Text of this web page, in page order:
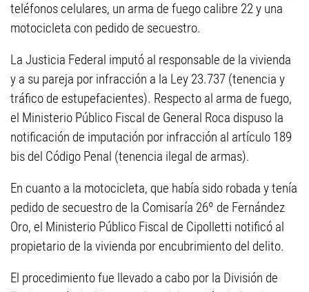
teléfonos celulares, un arma de fuego calibre 22 y una
motocicleta con pedido de secuestro.
La Justicia Federal imputó al responsable de la vivienda
y a su pareja por infracción a la Ley 23.737 (tenencia y
tráfico de estupefacientes). Respecto al arma de fuego,
el Ministerio Público Fiscal de General Roca dispuso la
notificación de imputación por infracción al artículo 189
bis del Código Penal (tenencia ilegal de armas).
En cuanto a la motocicleta, que había sido robada y tenía
pedido de secuestro de la Comisaría 26º de Fernández
Oro, el Ministerio Público Fiscal de Cipolletti notificó al
propietario de la vivienda por encubrimiento del delito.
El procedimiento fue llevado a cabo por la División de